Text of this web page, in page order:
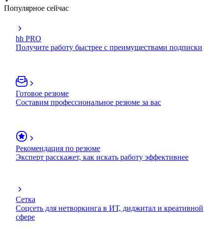
Популярное сейчас
hh PRO
Получите работу быстрее с преимуществами подписки
Готовое резюме
Составим профессиональное резюме за вас
Рекомендация по резюме
Эксперт расскажет, как искать работу эффективнее
Сетка
Соцсеть для нетворкинга в ИТ, диджитал и креативной
сфере